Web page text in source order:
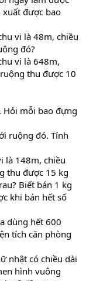
xuất được bao
vi là 48m, chiều
đó?
vi là 648m,
thu được 10
Hỏi mỗi bao đựng
ruộng đó. Tính
là 148m, chiều
thu được 15 kg
Biết bán 1 kg
khi bán hết số
dùng hết 600
tích căn phòng
nhật có chiều dài
hình vuông